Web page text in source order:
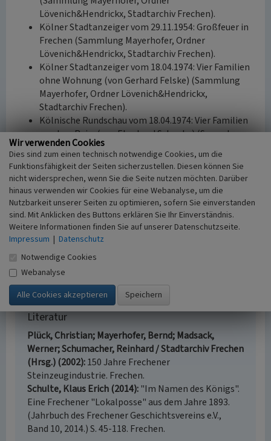
Lövenich&Hendrickx, Stadtarchiv Frechen).
Kölner Stadtanzeiger vom 29.11.1954: Großfeuer in
Frechen (Sammlung Mayerhofer, Ordner
Lövenich&Hendrickx, Stadtarchiv Frechen).
Kölner Stadtanzeiger vom 18.04.1974: Vier Familien
ohne Wohnung (von Gerhard Felske) (Sammlung
Mayerhofer, Ordner Lövenich&Hendrickx,
Stadtarchiv Frechen).
Kölnische Rundschau vom 18.04.1974: Vier Familien
vor dem Ruin. (von Eberhard Schenke) (Sammlung
Mayerhofer, Ordner Lövenich&Hendrickx,
Stadtarchiv Frechen).
Kölner Stadtanzeiger vom 30.08.1974: Schöner als
das schönste Feuerwerk (von Gerhard Felske)
(Sammlung Mayerhofer, Ordner
Lövenich&Hendrickx, Stadtarchiv Frechen).
Ortsarchiv des LVR-RAB, NW1980/0024.
LA NRW R 7212: Landesarchiv NRW Abeilung
Rheinland,
Grundsteuerfortschreibungsverhandlungen 1858 fol.
Literatur
Plück, Christian; Mayerhofer, Bernd; Madsack,
Werner; Schumacher, Reinhard / Stadtarchiv Frechen
(Hrsg.) (2002) 150 Jahre Frechener
Steinzeugindustrie. Frechen.
Schulte, Klaus Erich (2014) "Im Namen des Königs".
Eine Frechener "Lokalposse" aus dem Jahre 1893.
(Jahrbuch des Frechener Geschichtsvereins e.V.,
Band 10, 2014.) S. 45-118. Frechen.
Wir verwenden Cookies
Dies sind zum einen technisch notwendige Cookies, um die
Funktionsfähigkeit der Seiten sicherzustellen. Diesen können Sie
nicht widersprechen, wenn Sie die Seite nutzen möchten. Darüber
hinaus verwenden wir Cookies für eine Webanalyse, um die
Nutzbarkeit unserer Seiten zu optimieren, sofern Sie einverstanden
sind. Mit Anklicken des Buttons erklären Sie Ihr Einverständnis.
Weitere Informationen finden Sie auf unserer Datenschutzseite.
Impressum | Datenschutz
Notwendige Cookies
Webanalyse